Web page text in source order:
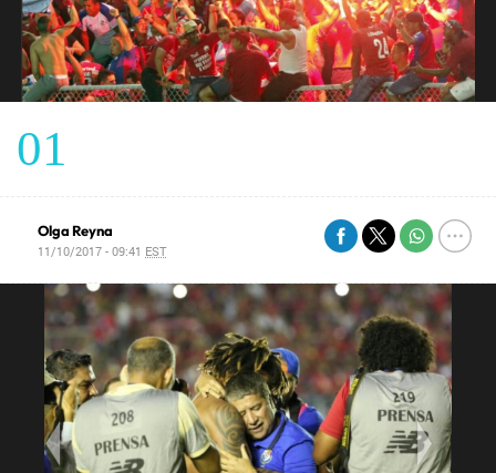
01
Olga Reyna
11/10/2017 - 09:41 EST